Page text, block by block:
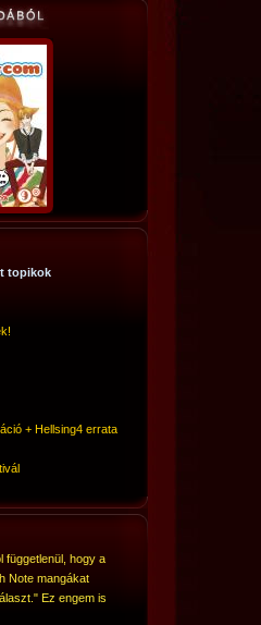
topikok
+ Hellsing4 errata
függetlenül, hogy a
Note mangákat
Ez engem is